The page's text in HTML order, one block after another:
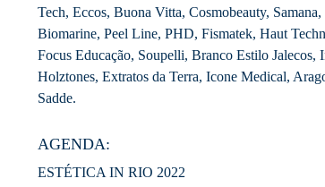
Tech, Eccos, Buona Vitta, Cosmobeauty,
Biomarine, Peel Line, PHD, Fismatek, Haut
Focus Educação, Soupelli, Branco Estilo
Holztones, Extratos da Terra, Icone Medical,
Sadde.
AGENDA:
ESTÉTICA IN RIO 2022